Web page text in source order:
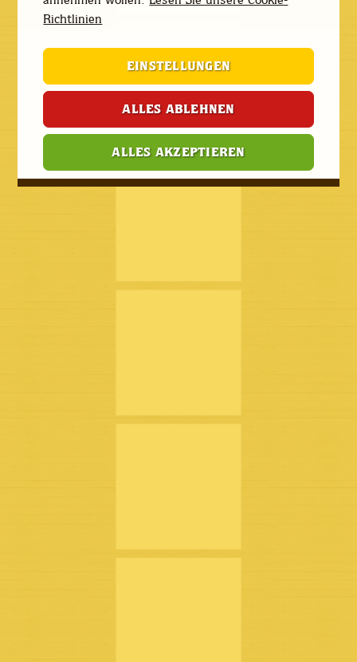
Richtlinien
EINSTELLUNGEN
ALLES ABLEHNEN
ALLES AKZEPTIEREN